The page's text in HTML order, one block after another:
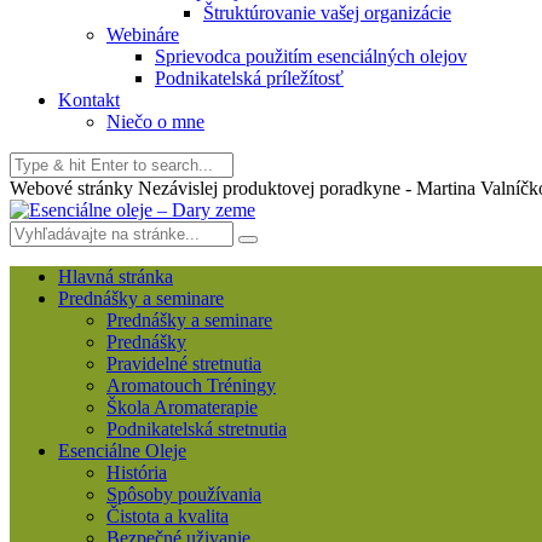
Štruktúrovanie vašej organizácie
Webináre
Sprievodca použitím esenciálných olejov
Podnikatelská príležítosť
Kontakt
Niečo o mne
Webové stránky Nezávislej produktovej poradkyne - Martina
Hlavná stránka
Prednášky a seminare
Prednášky a seminare
Prednášky
Pravidelné stretnutia
Aromatouch Tréningy
Škola Aromaterapie
Podnikatelská stretnutia
Esenciálne Oleje
História
Spôsoby používania
Čistota a kvalita
Bezpečné uživanie